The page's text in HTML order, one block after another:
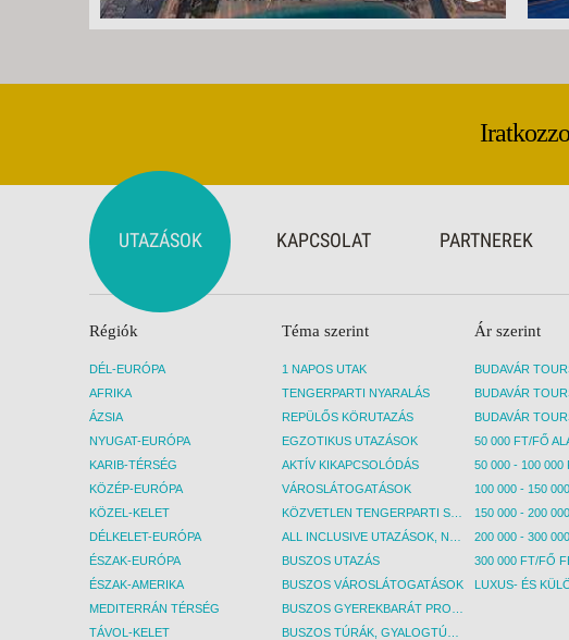
UTAZÁSOK KAPCSOLAT PARTNEREK
Régiók
DÉL-EURÓPA
AFRIKA
ÁZSIA
NYUGAT-EURÓPA
KARIB-TÉRSÉG
KÖZÉP-EURÓPA
KÖZEL-KELET
DÉLKELET-EURÓPA
ÉSZAK-EURÓPA
ÉSZAK-AMERIKA
MEDITERRÁN TÉRSÉG
TÁVOL-KELET
Téma szerint
1 NAPOS UTAK
TENGERPARTI NYARALÁS
REPÜLŐS KÖRUTAZÁS
EGZOTIKUS UTAZÁSOK
AKTÍV KIKAPCSOLÓDÁS
VÁROSLÁTOGATÁSOK
BUSZOS UTAZÁS
BUSZOS VÁROSLÁTOGATÁSOK
Ár szerint
50 000 FT/FŐ
50 000 - 100
300 000 FT/FŐ
LUXUS- ÉS